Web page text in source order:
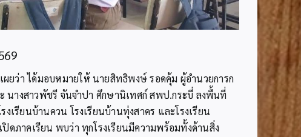
ยว่า ได้มอบหมายให้ นายสิทธิพงษ์ รอดคุ้ม ผู้อำนวยการก
นางสาวพัชรี จันจำปา ศึกษานิเทศก์ สพป.กระบี่ ลงพื้นที่
เรียนบ้านควน โรงเรียนบ้านทุ่งสาคร และโรงเรียน
ดภาคเรียน พบว่า ทุกโรงเรียนมีความพร้อมทั้งด้านสิ่ง